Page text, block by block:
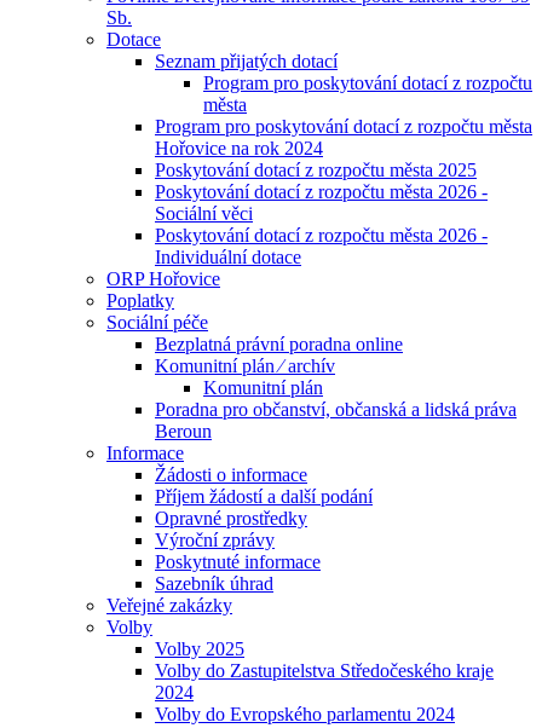
Sb.
Dotace
Seznam přijatých dotací
Program pro poskytování dotací z rozpočtu
města
Program pro poskytování dotací z rozpočtu města
Hořovice na rok 2024
Poskytování dotací z rozpočtu města 2025
Poskytování dotací z rozpočtu města 2026 -
Sociální věci
Poskytování dotací z rozpočtu města 2026 -
Individuální dotace
ORP Hořovice
Poplatky
Sociální péče
Bezplatná právní poradna online
Komunitní plán ⁄ archív
Komunitní plán
Poradna pro občanství, občanská a lidská práva
Beroun
Informace
Žádosti o informace
Příjem žádostí a další podání
Opravné prostředky
Výroční zprávy
Poskytnuté informace
Sazebník úhrad
Veřejné zakázky
Volby
Volby 2025
Volby do Zastupitelstva Středočeského kraje
2024
Volby do Evropského parlamentu 2024